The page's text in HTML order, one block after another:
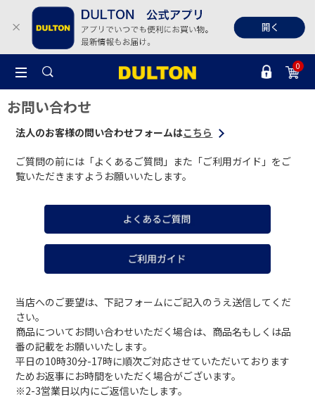
0
お問い合わせ
法人のお客様の問い合わせフォームはこちら
ご質問の前には「よくあるご質問」また「ご利用ガイド」をご
覧いただきますようお願いいたします。
当店へのご要望は、下記フォームにご記入のうえ送信してくだ
さい。
商品についてお問い合わせいただく場合は、商品名もしくは品
番の記載をお願いいたします。
平日の10時30分-17時に順次ご対応させていただいております
ためお返事にお時間をいただく場合がございます。
※2-3営業日以内にご返信いたします。